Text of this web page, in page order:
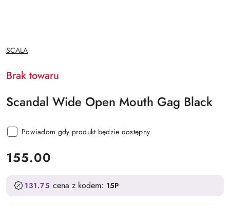
NAZWA
PRODUCENTA:
SCALA
Brak towaru
Scandal Wide Open Mouth Gag Black
Powiadom gdy produkt będzie dostępny
cena:
155.00
131.75 cena z kodem: 15P